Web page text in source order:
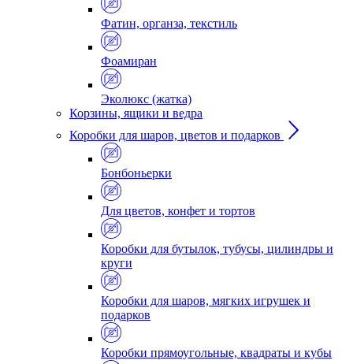
Фатин, органза, текстиль
Фоамиран
Эколюкс (жатка)
Корзины, ящики и ведра
Коробки для шаров, цветов и подарков
Бонбоньерки
Для цветов, конфет и тортов
Коробки для бутылок, тубусы, цилиндры и
круги
Коробки для шаров, мягких игрушек и
подарков
Коробки прямоугольные, квадраты и кубы